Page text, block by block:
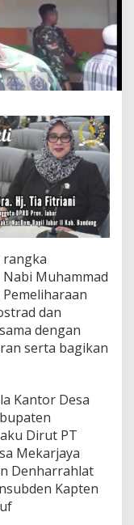
rangka
Muhammad
Pemeliharaan
dan
dengan
serta bagikan
Kantor Desa
Dirut PT
Mekarjaya
Denharrahlat
Kapten